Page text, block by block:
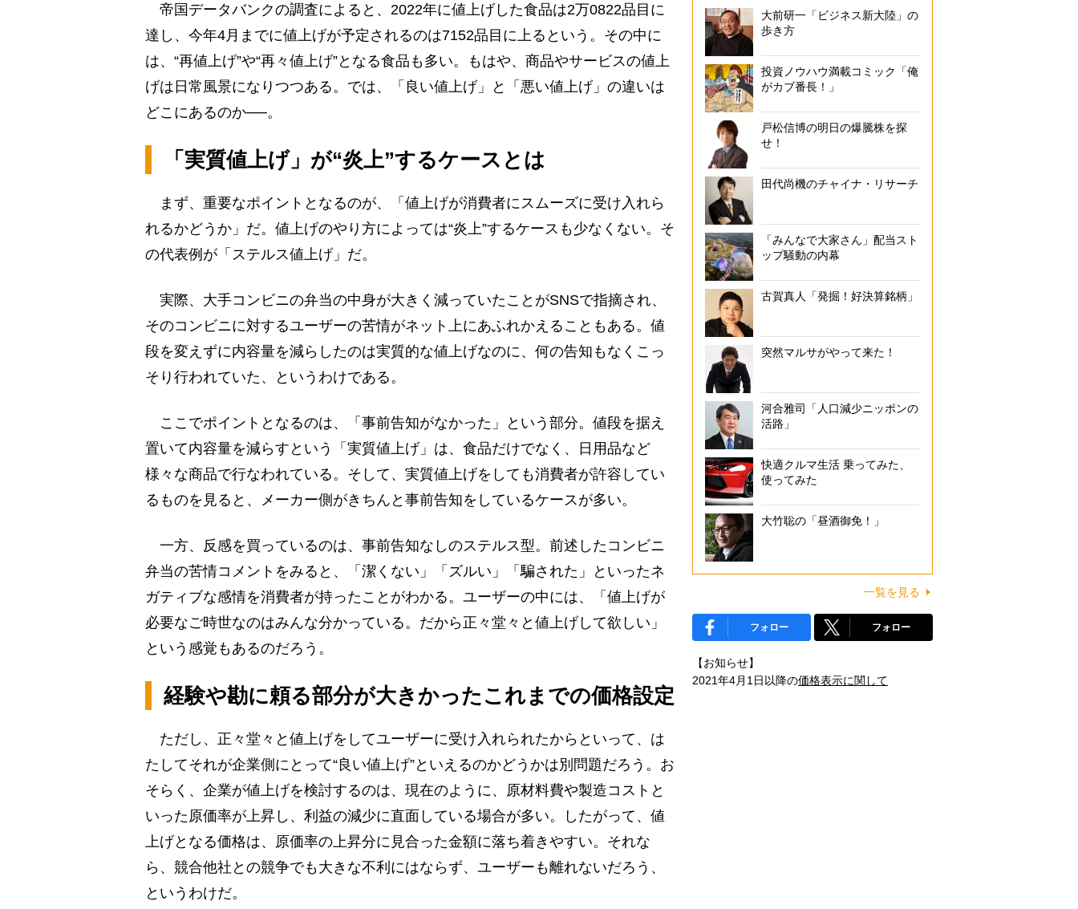
帝国データバンクの調査によると、2022年に値上げした食品は2万0822品目に
達し、今年4月までに値上げが予定されるのは7152品目に上るという。その中に
は、“再値上げ”や“再々値上げ”となる食品も多い。もはや、商品やサービスの値上
げは日常風景になりつつある。では、「良い値上げ」と「悪い値上げ」の違いは
どこにあるのか──。
「実質値上げ」が“炎上”するケースとは
まず、重要なポイントとなるのが、「値上げが消費者にスムーズに受け入れら
れるかどうか」だ。値上げのやり方によっては“炎上”するケースも少なくない。そ
の代表例が「ステルス値上げ」だ。
実際、大手コンビニの弁当の中身が大きく減っていたことがSNSで指摘され、
そのコンビニに対するユーザーの苦情がネット上にあふれかえることもある。値
段を変えずに内容量を減らしたのは実質的な値上げなのに、何の告知もなくこっ
そり行われていた、というわけである。
ここでポイントとなるのは、「事前告知がなかった」という部分。値段を据え
置いて内容量を減らすという「実質値上げ」は、食品だけでなく、日用品など
様々な商品で行なわれている。そして、実質値上げをしても消費者が許容してい
るものを見ると、メーカー側がきちんと事前告知をしているケースが多い。
一方、反感を買っているのは、事前告知なしのステルス型。前述したコンビニ
弁当の苦情コメントをみると、「潔くない」「ズルい」「騙された」といったネ
ガティブな感情を消費者が持ったことがわかる。ユーザーの中には、「値上げが
必要なご時世なのはみんな分かっている。だから正々堂々と値上げして欲しい」
という感覚もあるのだろう。
経験や勘に頼る部分が大きかったこれまでの価格設定
ただし、正々堂々と値上げをしてユーザーに受け入れられたからといって、は
たしてそれが企業側にとって“良い値上げ”といえるのかどうかは別問題だろう。お
そらく、企業が値上げを検討するのは、現在のように、原材料費や製造コストと
いった原価率が上昇し、利益の減少に直面している場合が多い。したがって、値
上げとなる価格は、原価率の上昇分に見合った金額に落ち着きやすい。それな
ら、競合他社との競争でも大きな不利にはならず、ユーザーも離れないだろう、
というわけだ。
大前研一「ビジネス新大陸」の
歩き方
投資ノウハウ満載コミック「俺
がカブ番長！」
戸松信博の明日の爆騰株を探
せ！
田代尚機のチャイナ・リサーチ
「みんなで大家さん」配当スト
ップ騒動の内幕
古賀真人「発掘！好決算銘柄」
突然マルサがやって来た！
河合雅司「人口減少ニッポンの
活路」
快適クルマ生活 乗ってみた、
使ってみた
大竹聡の「昼酒御免！」
一覧を見る
フォロー フォロー
【お知らせ】
2021年4月1日以降の価格表示に関して